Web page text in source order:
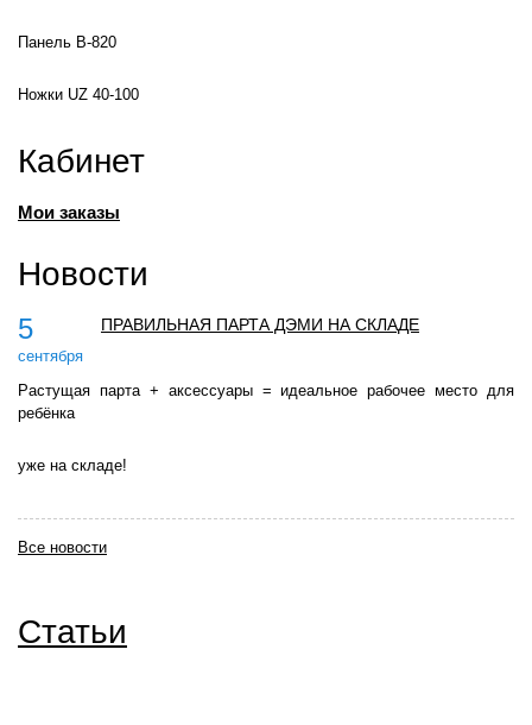
Панель В-820
Ножки UZ 40-100
Кабинет
Мои заказы
Новости
5
сентября
ПРАВИЛЬНАЯ ПАРТА ДЭМИ НА СКЛАДЕ
Растущая парта + аксессуары = идеальное рабочее место для
ребёнка
уже на складе!
Все новости
Статьи